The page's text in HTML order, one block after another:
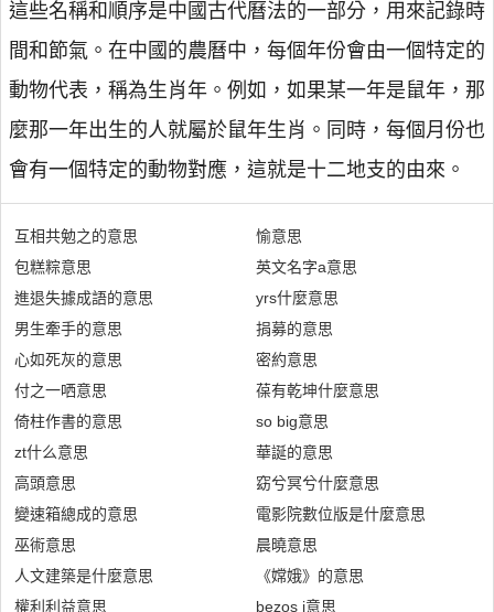
這些名稱和順序是中國古代曆法的一部分，用來記錄時
間和節氣。在中國的農曆中，每個年份會由一個特定的
動物代表，稱為生肖年。例如，如果某一年是鼠年，那
麼那一年出生的人就屬於鼠年生肖。同時，每個月份也
會有一個特定的動物對應，這就是十二地支的由來。
互相共勉之的意思
包糕粽意思
進退失據成語的意思
男生牽手的意思
心如死灰的意思
付之一哂意思
倚柱作書的意思
zt什么意思
高頭意思
變速箱總成的意思
巫術意思
人文建築是什麼意思
權利利益意思
愉意思
英文名字a意思
yrs什麼意思
捐募的意思
密約意思
葆有乾坤什麼意思
so big意思
華誕的意思
窈兮冥兮什麼意思
電影院數位版是什麼意思
晨曉意思
《嫦娥》的意思
bezos i意思